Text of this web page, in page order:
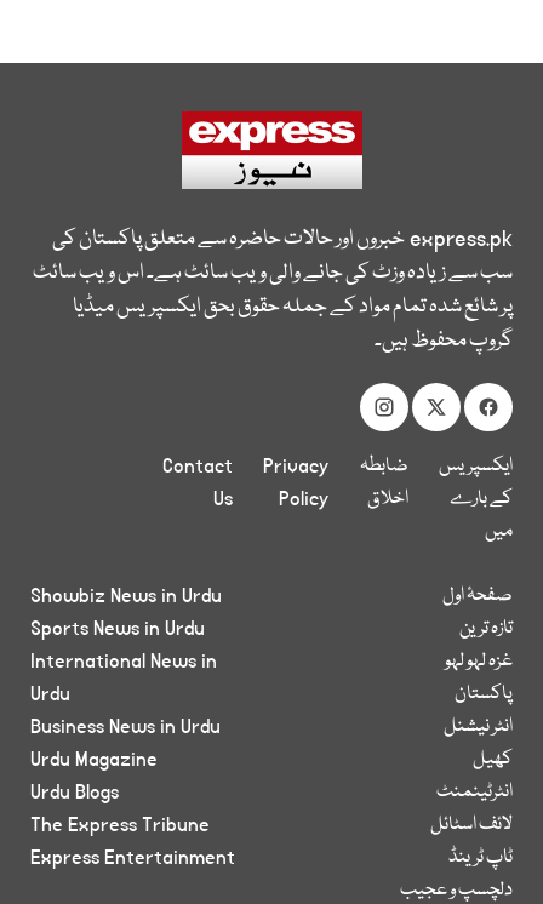
express.pkخبروں اور حالات حاضرہ سے متعلق پاکستان کی
سب سے زیادہ وزٹ کی جانے والی ویب سائٹ ہے۔ اس ویب سائٹ
پر شائع شدہ تمام مواد کے جملہ حقوق بحق ایکسپریس میڈیا
گروپ محفوظ ہیں۔
ایکسپریس
کے بارے
میں
ضابطہ
اخلاق
Privacy
Policy
Contact
Us
صفحۂ اول
تازہ ترین
غزہ لہو لہو
پاکستان
انٹر نیشنل
کھیل
انٹرٹینمنٹ
لائف اسٹائل
ٹاپ ٹرینڈ
دلچسپ و عجیب
Showbiz News in Urdu
Sports News in Urdu
International News in
Urdu
Business News in Urdu
Urdu Magazine
Urdu Blogs
The Express Tribune
Express Entertainment